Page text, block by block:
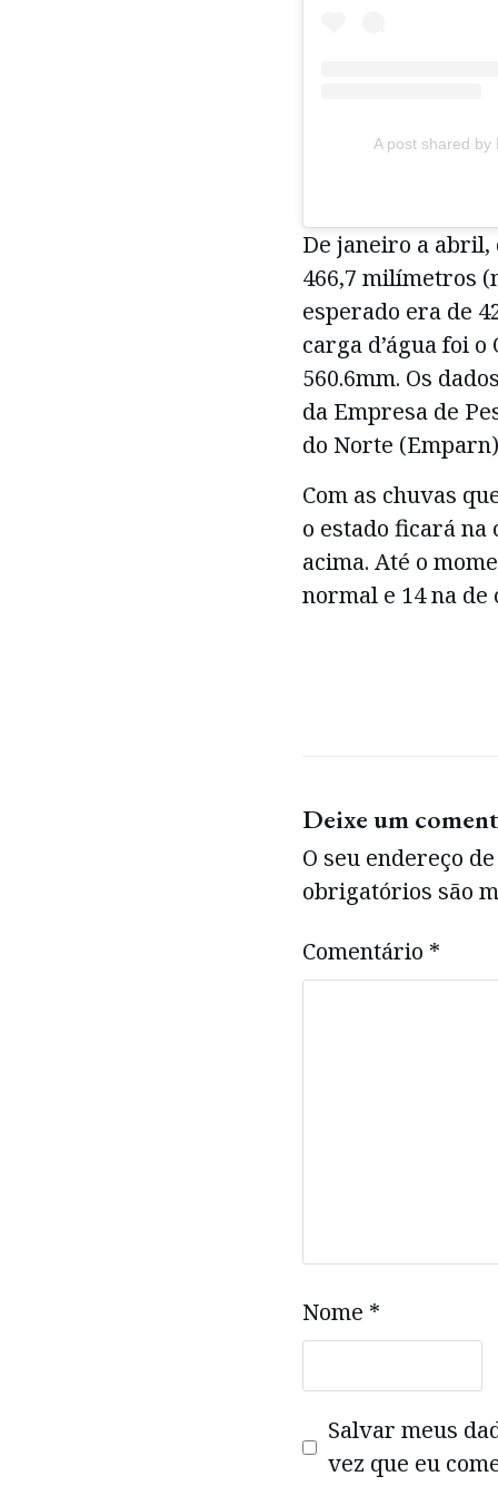
A post shared by
De janeiro a
466,7 milímetros
esperado era de
carga d’água foi
560.6mm. Os
da Empresa de
do Norte
Com as chuvas
o estado ficará
acima. Até o
normal e 14 na de
Deixe um
O seu endereço
obrigatórios são
Comentário *
Nome *
Salvar meus
vez que eu